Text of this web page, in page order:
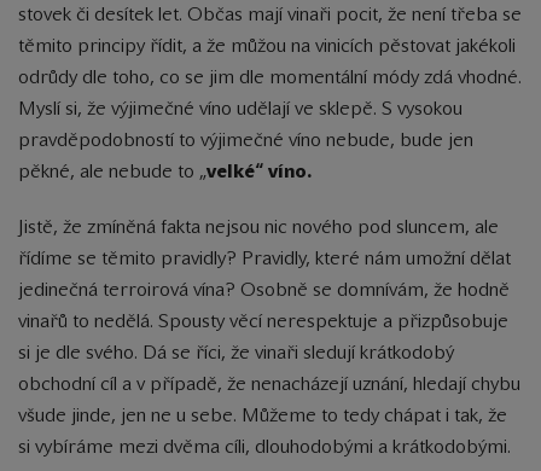
stovek či desítek let. Občas mají vinaři pocit, že není třeba se
těmito principy řídit, a že můžou na vinicích pěstovat jakékoli
odrůdy dle toho, co se jim dle momentální módy zdá vhodné.
Myslí si, že výjimečné víno udělají ve sklepě. S vysokou
pravděpodobností to výjimečné víno nebude, bude jen
pěkné, ale nebude to „velké“ víno.
Jistě, že zmíněná fakta nejsou nic nového pod sluncem, ale
řídíme se těmito pravidly? Pravidly, které nám umožní dělat
jedinečná terroirová vína? Osobně se domnívám, že hodně
vinařů to nedělá. Spousty věcí nerespektuje a přizpůsobuje
si je dle svého. Dá se říci, že vinaři sledují krátkodobý
obchodní cíl a v případě, že nenacházejí uznání, hledají chybu
všude jinde, jen ne u sebe. Můžeme to tedy chápat i tak, že
si vybíráme mezi dvěma cíli, dlouhodobými a krátkodobými.